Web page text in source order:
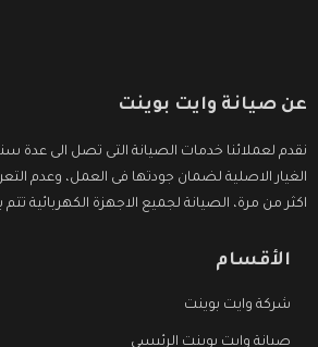
عن صيانة وايت بوينت
نقدم لعملائنا خدمات الصيانة التى تصل الى عدة
الغيار الاصلية لضمان جودتها فى العمل، وعدم
اكثر من مرة، الصيانة لجميع الاجهزة الكهربائية
الأقسام
شركة وايت بوينت
صيانة وايت بوينت الرئيسي